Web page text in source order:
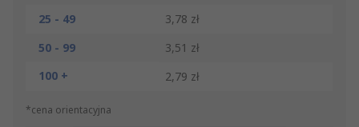
25 - 49
3,78 zł
50 - 99
3,51 zł
100 +
2,79 zł
*cena orientacyjna